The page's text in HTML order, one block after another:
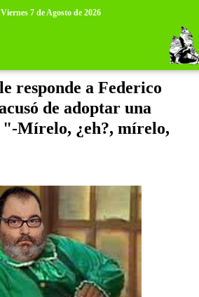
Viernes 7 de Agosto de 2026
responde a Federico
de adoptar una
"-Mírelo, ¿eh?, mírelo,